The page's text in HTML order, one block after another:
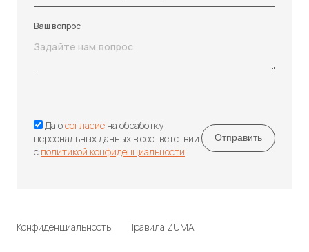
Ваш вопрос
Даюсогласие на обработку
персональных данных в соответствии
с политикой конфиденциальности
Конфиденциальность Правила ZUMA